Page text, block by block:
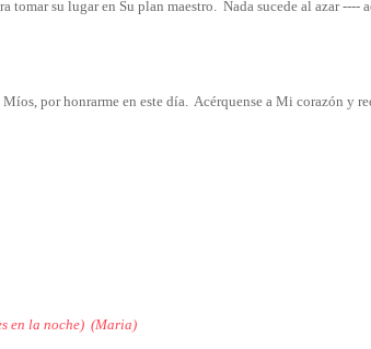
tomar su lugar en Su plan maestro. Nada sucede al azar ----
por honrarme en este día. Acérquense a Mi corazón y
en la noche) (Maria)